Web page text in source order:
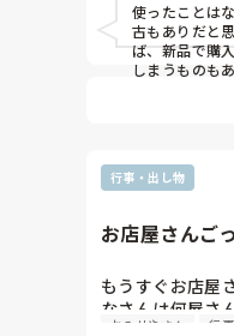
使ったことは
古もありだと
ば、新品で購
しまうものも
友人は一時的
ですが、問題
て使用できる
行事・出し物
お店屋さんご
もうすぐお店屋
なさんは何屋さ
おみせやさん 行事